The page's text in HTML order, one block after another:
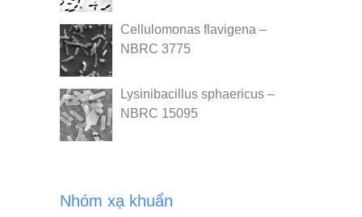
Cellulomonas flavigena –
NBRC 3775
Lysinibacillus sphaericus –
NBRC 15095
Nhóm xạ khuẩn